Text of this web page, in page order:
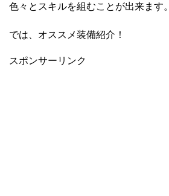
色々とスキルを組むことが出来ます。
では、オススメ装備紹介！
スポンサーリンク